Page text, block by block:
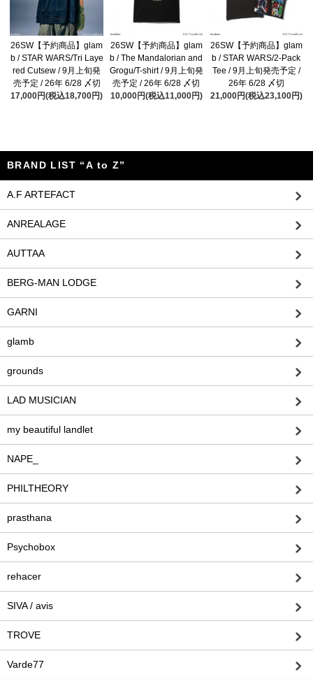
26SW【予約商品】glam
b / STAR WARS/Tri Laye
red Cutsew / 9月上旬発
売予定 / 26年 6/28 〆切
17,000円(税込18,700円)
26SW【予約商品】glam
b / The Mandalorian and
Grogu/T-shirt / 9月上旬発
売予定 / 26年 6/28 〆切
10,000円(税込11,000円)
26SW【予約商品】glam
b / STAR WARS/2-Pack
Tee / 9月上旬発売予定 /
26年 6/28 〆切
21,000円(税込23,100円)
BRAND LIST “A to Z”
A.F ARTEFACT
ANREALAGE
AUTTAA
BERG-MAN LODGE
GARNI
glamb
grounds
LAD MUSICIAN
my beautiful landlet
NAPE_
PHILTHEORY
prasthana
Psychobox
rehacer
SIVA / avis
TROVE
Varde77